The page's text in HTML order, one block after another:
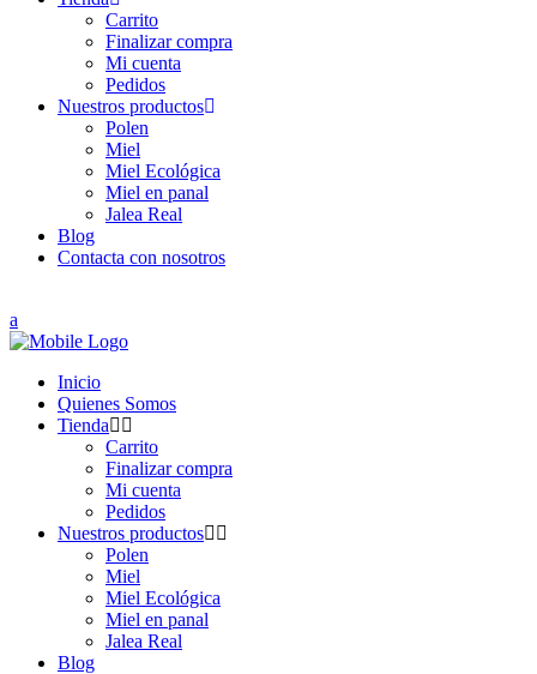
Carrito
Finalizar compra
Mi cuenta
Pedidos
Nuestros productos
Polen
Miel
Miel Ecológica
Miel en panal
Jalea Real
Blog
Contacta con nosotros
Inicio
Quienes Somos
Tienda
Carrito
Finalizar compra
Mi cuenta
Pedidos
Nuestros productos
Polen
Miel
Miel Ecológica
Miel en panal
Jalea Real
Blog